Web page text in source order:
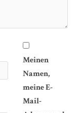
Meinen
Namen,
meine E-
Mail-